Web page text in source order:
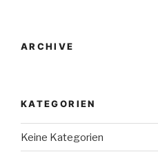
ARCHIVE
KATEGORIEN
Keine Kategorien